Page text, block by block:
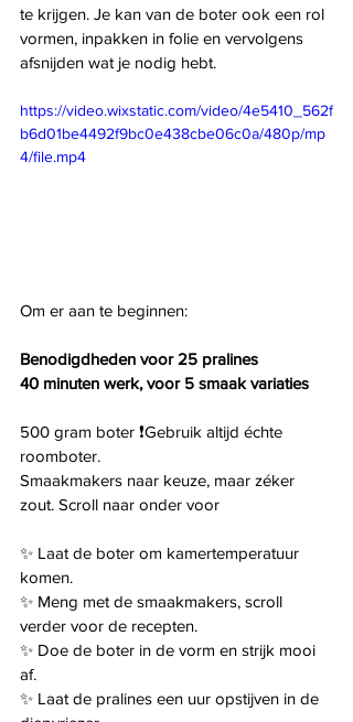
te krijgen. Je kan van de boter ook een rol
vormen, inpakken in folie en vervolgens
afsnijden wat je nodig hebt.
https://video.wixstatic.com/video/4e5410_562f
b6d01be4492f9bc0e438cbe06c0a/480p/mp
4/file.mp4
Om er aan te beginnen:
Benodigdheden voor 25 pralines
40 minuten werk, voor 5 smaak variaties
500 gram boter ❗️Gebruik altijd échte
roomboter.
Smaakmakers naar keuze, maar zéker
zout. Scroll naar onder voor
✨ Laat de boter om kamertemperatuur
komen.
✨ Meng met de smaakmakers, scroll
verder voor de recepten.
✨ Doe de boter in de vorm en strijk mooi
af.
✨ Laat de pralines een uur opstijven in de